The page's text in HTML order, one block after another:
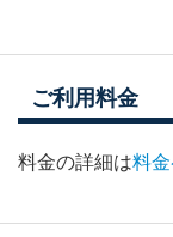
ご利用料金
料金の詳細は料